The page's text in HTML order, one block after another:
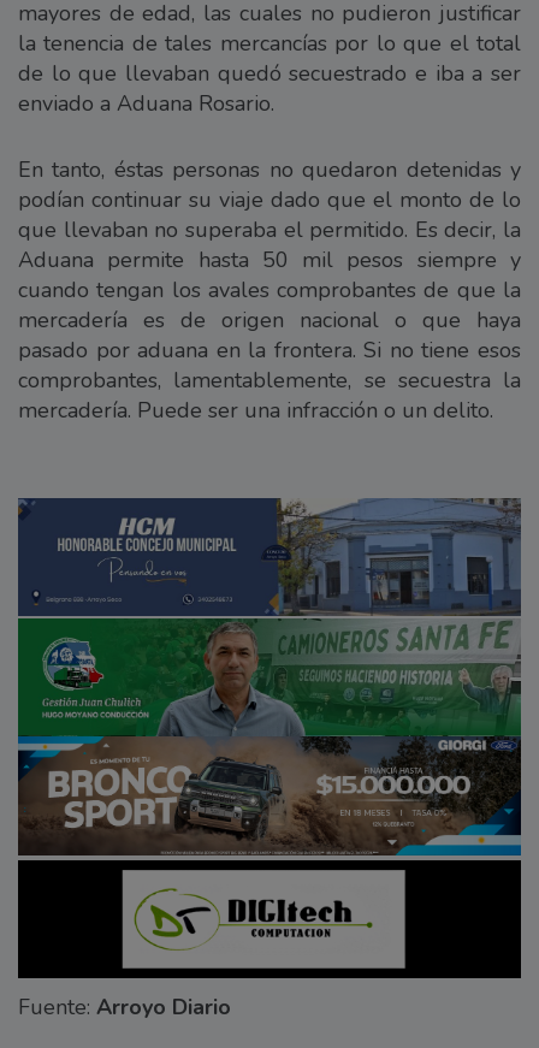
mayores de edad, las cuales no pudieron justificar
la tenencia de tales mercancías por lo que el total
de lo que llevaban quedó secuestrado e iba a ser
enviado a Aduana Rosario.
En tanto, éstas personas no quedaron detenidas y
podían continuar su viaje dado que el monto de lo
que llevaban no superaba el permitido. Es decir, la
Aduana permite hasta 50 mil pesos siempre y
cuando tengan los avales comprobantes de que la
mercadería es de origen nacional o que haya
pasado por aduana en la frontera. Si no tiene esos
comprobantes, lamentablemente, se secuestra la
mercadería. Puede ser una infracción o un delito.
Fuente: Arroyo Diario